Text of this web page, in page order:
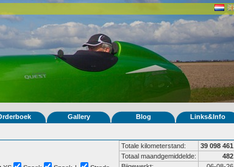
Gallery Blog Links&Info
Totale kilometerstand:
39 098 461
Totaal maandgemiddelde:
482